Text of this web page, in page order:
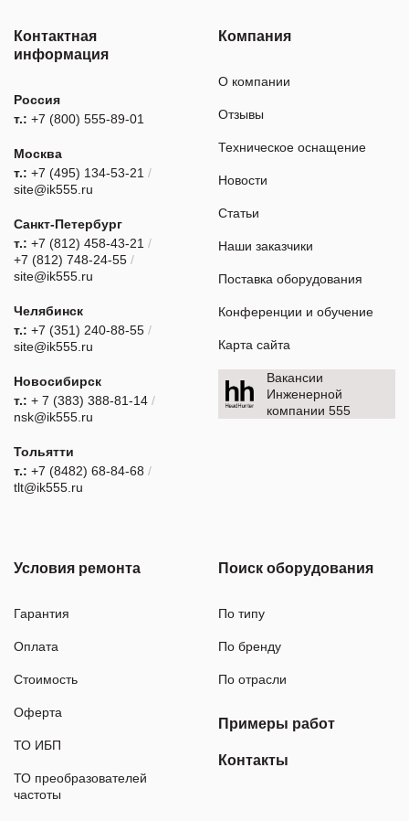
Контактная
информация
Россия
т.: +7 (800) 555-89-01
Москва
т.: +7 (495) 134-53-21 /
site@ik555.ru
Санкт-Петербург
т.: +7 (812) 458-43-21 /
+7 (812) 748-24-55 /
site@ik555.ru
Челябинск
т.: +7 (351) 240-88-55 /
site@ik555.ru
Новосибирск
т.: + 7 (383) 388-81-14 /
nsk@ik555.ru
Тольятти
т.: +7 (8482) 68-84-68 /
tlt@ik555.ru
Компания
О компании
Отзывы
Техническое оснащение
Новости
Статьи
Наши заказчики
Поставка оборудования
Конференции и обучение
Карта сайта
Вакансии
Инженерной
компании 555
Условия ремонта
Гарантия
Оплата
Стоимость
Оферта
ТО ИБП
ТО преобразователей
частоты
Поиск оборудования
По типу
По бренду
По отрасли
Примеры работ
Контакты